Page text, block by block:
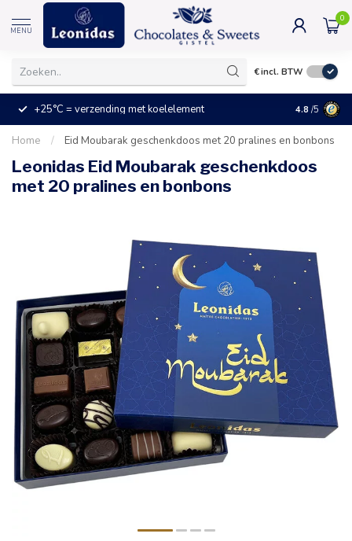
MENU
0
€incl. BTW
+25°C = verzending met koelelement Kleine
4.8 /5
Home / Eid Moubarak geschenkdoos met 20 pralines en bonbons
Leonidas Eid Moubarak geschenkdoos
met 20 pralines en bonbons